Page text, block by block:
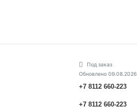
Под заказ
Обновлено 09.08.2026
+7 8112 660-223
+7 8112 660-223